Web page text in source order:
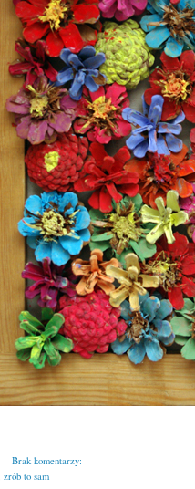
Brak komentarzy:
zrób to sam